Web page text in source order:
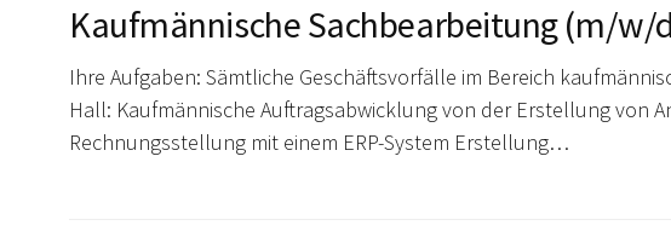
Kaufmännische Sachbearbeitung (m/w/
Ihre Aufgaben: Sämtliche Geschäftsvorfälle im Bereich
Hall: Kaufmännische Auftragsabwicklung von der Erstellung von
Rechnungsstellung mit einem ERP-System Erstellung…